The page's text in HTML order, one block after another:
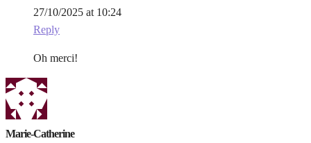
27/10/2025 at 10:24
Reply
Oh merci!
Marie-Catherine